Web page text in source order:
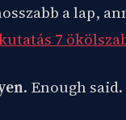
a lap,
7
. Enough said.